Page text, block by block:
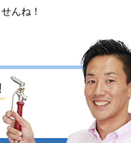
んね！